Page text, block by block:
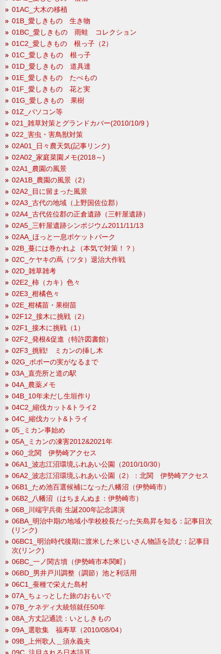
01AC_大木の移植
01B_愛しきもの 生き物
01BC_愛しきもの 雨蛙 コレクション
01C2_愛しきもの 根っ子（2）
01C_愛しきもの 根っ子
01D_愛しきもの 道具達
01E_愛しきもの たべもの
01F_愛しきもの 花と実
01G_愛しきもの 果樹
01Z_パソコン等
021_雑草対策とグランドカバー(2010/10/9 )
022_害虫・害鳥獣対策
02A01_日々農天気(記事リンク)
02A02_家庭菜園メモ(2018～)
02A1_農園の風景
02A1B_農園の風景（2）
02A2_目に留まった風景
02A3_古代の地域（上野国佐位郡）
02A4_古代佐位郡の正倉遺跡（三軒屋遺跡）
02A5_三軒屋遺跡シンポジウム2011/11/13
02AA_ほっと一息ポケットパーク
02B_蔓には巻かれよ（本気で対策！？）
02C_ケヤキの蔦（ツタ）退治大作戦
02D_雑草雑考
02E2_柿（カキ）色々
02E3_柑橘色々
02E_柑橘苗・果樹苗
02F12_接木に挑戦（2）
02F1_接木に挑戦（1）
02F2_発根&促進（特許図書館）
02F3_挑戦! ミカンの挿し木
02G_ポポーの実がなるまで
03A_直売所と道の駅
04A_農薬メモ
04B_10年未だし生垣作り
04C2_縮伐カット&トライ2
04C_縮伐カット&トライ
05_ミカン事始め
05A_ミカンの凍害2012&2021年
060_北関 伊勢崎アクセス
06A1_波志江沼環境ふれあい公園（2010/10/30）
06A2_波志江沼環境ふれあい公園（2）：北関 伊勢崎アクセス
06B1_ため池百選候補になった八幡沼（伊勢崎市）
06B2_八幡沼（はちまんぬま：伊勢崎市）
06B_川端宇兵衛 生誕200年記念講演
06BA_明治中期の地域小学校校長だった矢島昇を知る：記事目次
(リンク)
06BC1_明治時代後期に渡米した米じいさん物語を読む：記事目
次(リンク)
06BC_一ノ関古墳（伊勢崎市本関町）
06BD_男井戸川調整（調節）池と利活用
06C1_蚕種で栄えた島村
07A_ちょっとした旅のおもいで
07B_ケネディ大統領就任50年
08A_方丈記通読：いとしきもの
09A_選歌集 福寿草（2010/08/04）
09B_上州歌人＿須永義夫